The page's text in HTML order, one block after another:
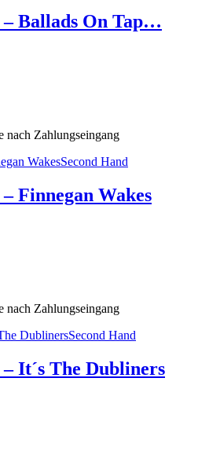
Ballads On Tap…
nach Zahlungseingang
Second Hand
Finnegan Wakes
nach Zahlungseingang
Second Hand
It´s The Dubliners